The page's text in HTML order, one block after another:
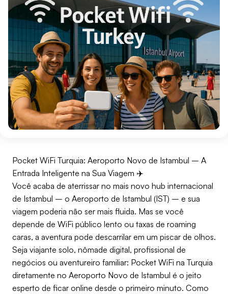
Pocket WiFi Turquia: Aeroporto Novo de Istambul – A
Entrada Inteligente na Sua Viagem ✈️
Você acaba de aterrissar no mais novo hub internacional
de Istambul – o Aeroporto de Istambul (IST) – e sua
viagem poderia não ser mais fluida. Mas se você
depende de WiFi público lento ou taxas de roaming
caras, a aventura pode descarrilar em um piscar de olhos.
Seja viajante solo, nômade digital, profissional de
negócios ou aventureiro familiar: Pocket WiFi na Turquia
diretamente no Aeroporto Novo de Istambul é o jeito
esperto de ficar online desde o primeiro minuto. Como